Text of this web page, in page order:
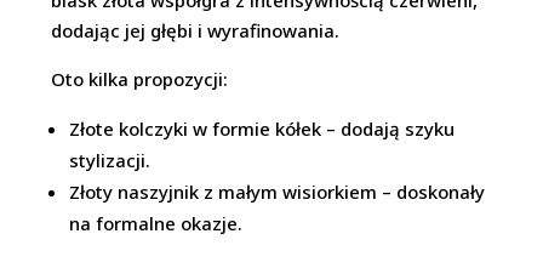
dodając jej głębi i wyrafinowania.
Oto kilka propozycji:
Złote kolczyki w formie kółek – dodają szyku
stylizacji.
Złoty naszyjnik z małym wisiorkiem – doskonały
na formalne okazje.